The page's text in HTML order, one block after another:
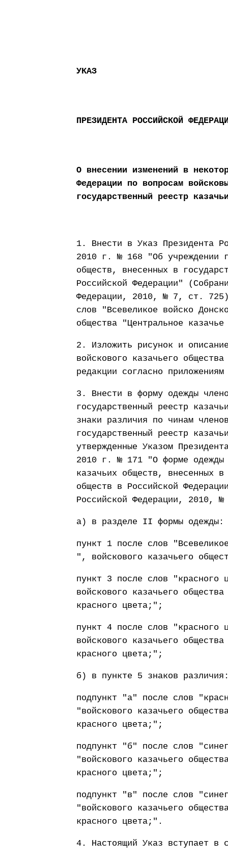
УКАЗ
ПРЕЗИДЕНТА РОССИЙСКОЙ
О внесении изменений в
Федерации по вопросам
государственный реестр
1. Внести в Указ Президента
2010 г. № 168 "Об учреждении
обществ, внесенных в
Российской Федерации"
Федерации, 2010, № 7, ст. 725)
слов "Всевеликое войско
общества "Центральное
2. Изложить рисунок и
войскового казачьего
редакции согласно
3. Внести в форму одежды
государственный реестр
знаки различия по чинам
государственный реестр
утвержденные Указом
2010 г. № 171 "О форме одежды
казачьих обществ, внесенных в
обществ в Российской
Российской Федерации, 2010,
а) в разделе II формы одежды:
пункт 1 после слов
", войскового казачьего
пункт 3 после слов "красного
войскового казачьего
красного цвета;";
пункт 4 после слов "красного
войскового казачьего
красного цвета;";
б) в пункте 5 знаков
подпункт "а" после слов
"войскового казачьего
красного цвета;";
подпункт "б" после слов
"войскового казачьего
красного цвета;";
подпункт "в" после слов
"войскового казачьего
красного цвета;".
4. Настоящий Указ вступает в